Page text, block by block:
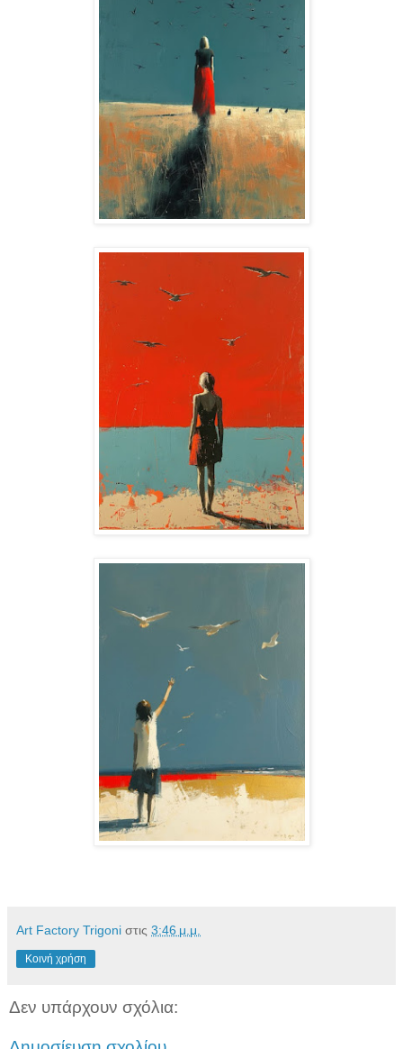
Art Factory Trigoni στις 3:46 μ.μ.
Κοινή χρήση
Δεν υπάρχουν σχόλια: